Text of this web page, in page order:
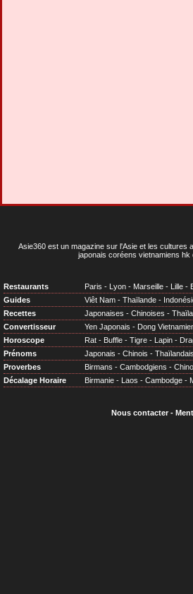
Asie360 est un magazine sur l'Asie et les cultures
japonais coréens vietnamiens hk
Restaurants Paris - Lyon - Marseille - Lille -
Guides
Viêt Nam - Thaïlande -
Recettes
Japonaises - Chinoises -
Convertisseur
Yen Japonais - Dong
Horoscope
Rat - Buffle - Tigre - Lapin -
Prénoms
Japonais - Chinois - Thaïlandais
Proverbes
Birmans - Cambodgiens -
Décalage Horaire
Birmanie - Laos - Cambodge -
Nous contacter-